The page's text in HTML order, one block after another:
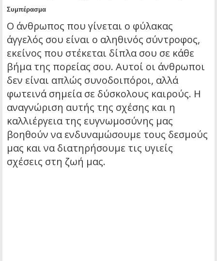
Συμπέρασμα
Ο άνθρωπος που γίνεται ο φύλακας
άγγελός σου είναι ο αληθινός σύντροφος,
εκείνος που στέκεται δίπλα σου σε κάθε
βήμα της πορείας σου. Αυτοί οι άνθρωποι
δεν είναι απλώς συνοδοιπόροι, αλλά
φωτεινά σημεία σε δύσκολους καιρούς. Η
αναγνώριση αυτής της σχέσης και η
καλλιέργεια της ευγνωμοσύνης μας
βοηθούν να ενδυναμώσουμε τους δεσμούς
μας και να διατηρήσουμε τις υγιείς
σχέσεις στη ζωή μας.